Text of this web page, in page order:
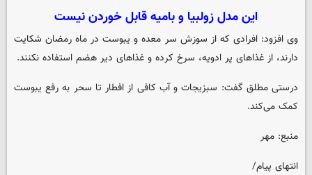
این مدل زولبیا و بامیه قابل خوردن نیست
وی افزود: افرادی که از سوزش سر معده و یبوست در ماه رمضان شکایت
دارند، از غذاهای پر ادویه، سرخ کرده و غذاهای دیر هضم استفاده نکنند.
درستی مطلق گفت: سبزیجات و آب کافی از افطار تا سحر به رفع یبوست
کمک می‌کند.
منبع: مهر
انتهای پیام/